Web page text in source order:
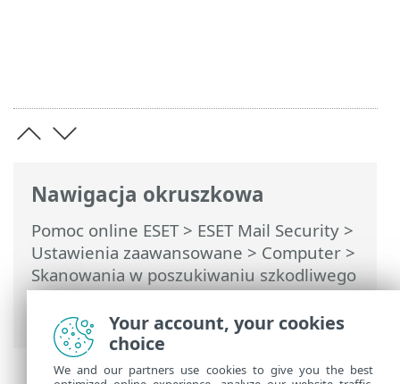
Nawigacja okruszkowa
Pomoc online ESET> ESET Mail Security >
Ustawienia zaawansowane > Computer >
Skanowania w poszukiwaniu szkodliwego
oprogramowania> Skanowanie przy
uruchamianiuYour account, your cookies
choice
We and our partners use cookies to give you the best